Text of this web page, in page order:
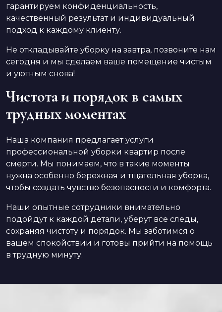
гарантируем конфиденциальность,
качественный результат и индивидуальный
подход к каждому клиенту.
Не откладывайте уборку на завтра, позвоните нам
сегодня и мы сделаем ваше помещение чистым
и уютным снова!
Чистота и порядок в самых
трудных моментах
Наша компания предлагает услуги
профессиональной уборки квартир после
смерти. Мы понимаем, что в такие моменты
нужна особенно бережная и тщательная уборка,
чтобы создать чувство безопасности и комфорта.
Наши опытные сотрудники внимательно
подойдут к каждой детали, уберут все следы,
сохраняя чистоту и порядок. Мы заботимся о
вашем спокойствии и готовы прийти на помощь
в трудную минуту.